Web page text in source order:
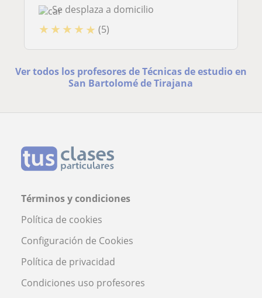
Se desplaza a domicilio
★ ★ ★ ★ ★ (5)
Ver todos los profesores de Técnicas de estudio en
San Bartolomé de Tirajana
Términos y condiciones
Política de cookies
Configuración de Cookies
Política de privacidad
Condiciones uso profesores